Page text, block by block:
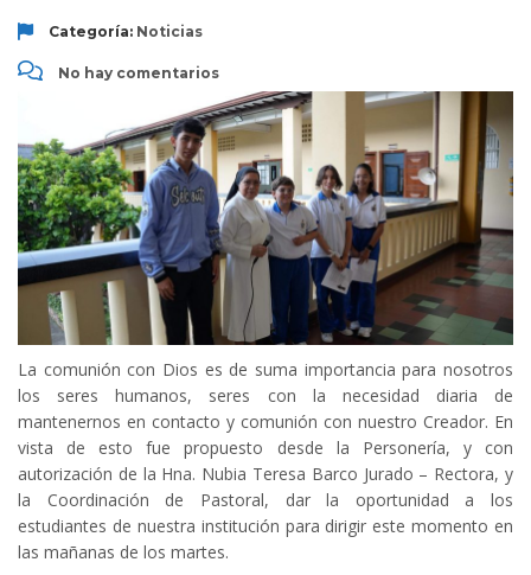
Categoría: Noticias
No hay comentarios
La comunión con Dios es de suma importancia para nosotros
los seres humanos, seres con la necesidad diaria de
mantenernos en contacto y comunión con nuestro Creador. En
vista de esto fue propuesto desde la Personería, y con
autorización de la Hna. Nubia Teresa Barco Jurado – Rectora, y
la Coordinación de Pastoral, dar la oportunidad a los
estudiantes de nuestra institución para dirigir este momento en
las mañanas de los martes.